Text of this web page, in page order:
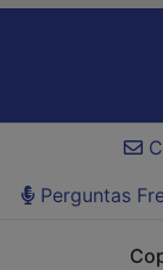
Perguntas